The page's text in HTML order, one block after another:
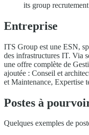
its group recrutement
Entreprise
ITS Group est une ESN,
des infrastructures IT. Via
une offre complète de
ajoutée : Conseil et
et Maintenance, Expertise
Postes à
Quelques exemples de